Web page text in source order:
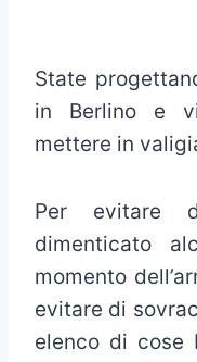
State
in Berlino e
mettere in
Per evitare
dimenticato
momento
evitare di
elenco di cose